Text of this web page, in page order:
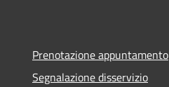
Prenotazione appuntamento
Segnalazione disservizio